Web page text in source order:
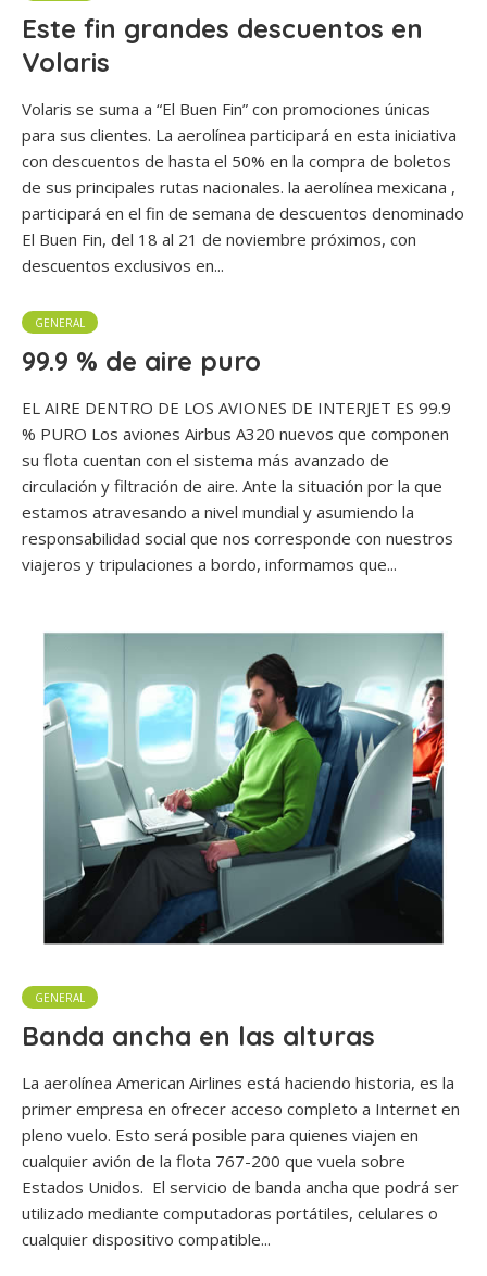
Este fin grandes descuentos en
Volaris
Volaris se suma a “El Buen Fin” con promociones únicas
para sus clientes. La aerolínea participará en esta iniciativa
con descuentos de hasta el 50% en la compra de boletos
de sus principales rutas nacionales. la aerolínea mexicana ,
participará en el fin de semana de descuentos denominado
El Buen Fin, del 18 al 21 de noviembre próximos, con
descuentos exclusivos en...
GENERAL
99.9 % de aire puro
EL AIRE DENTRO DE LOS AVIONES DE INTERJET ES 99.9
% PURO Los aviones Airbus A320 nuevos que componen
su flota cuentan con el sistema más avanzado de
circulación y filtración de aire. Ante la situación por la que
estamos atravesando a nivel mundial y asumiendo la
responsabilidad social que nos corresponde con nuestros
viajeros y tripulaciones a bordo, informamos que...
GENERAL
Banda ancha en las alturas
La aerolínea American Airlines está haciendo historia, es la
primer empresa en ofrecer acceso completo a Internet en
pleno vuelo. Esto será posible para quienes viajen en
cualquier avión de la flota 767-200 que vuela sobre
Estados Unidos. El servicio de banda ancha que podrá ser
utilizado mediante computadoras portátiles, celulares o
cualquier dispositivo compatible...